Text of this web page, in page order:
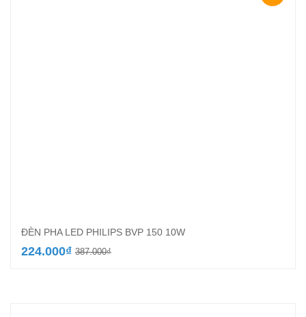
ĐÈN PHA LED PHILIPS BVP 150 10W
387.000₫Giá
224.000₫
Giá